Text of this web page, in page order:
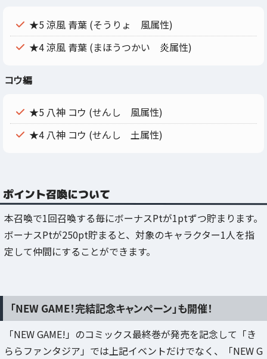
★5 涼風 青葉 (そうりょ 風属性)
★4 涼風 青葉 (まほうつかい 炎属性)
コウ編
★5 八神 コウ (せんし 風属性)
★4 八神 コウ (せんし 土属性)
ポイント召喚について
本召喚で1回召喚する毎にボーナスPtが1ptずつ貯まります。
ボーナスPtが250pt貯まると、対象のキャラクター1人を指
定して仲間にすることができます。
「NEW GAME！完結記念キャンペーン」も開催！
「NEW GAME!」のコミックス最終巻が発売を記念して「き
ららファンタジア」では上記イベントだけでなく、「NEW G